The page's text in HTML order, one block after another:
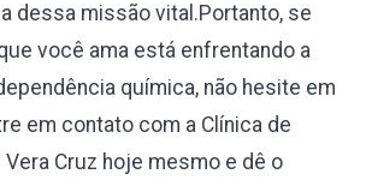
dessa missão vital.Portanto, se
você ama está enfrentando a
química, não hesite em
em contato com a Clínica de
Cruz hoje mesmo e dê o